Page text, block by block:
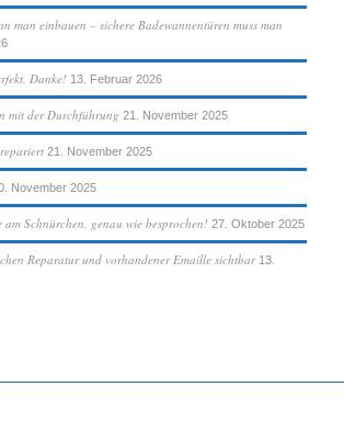
man einbauen – sichere Badewannentüren muss man
Danke! 13. Februar 2026
mit der Durchführung 21. November 2025
21. November 2025
November 2025
Schnürchen, genau wie besprochen! 27. Oktober 2025
Reparatur und vorhandener Emaille sichtbar 13.